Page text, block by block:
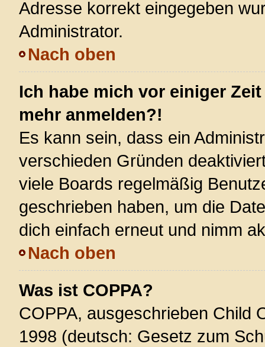
Adresse korrekt eingegeben
Administrator.
Nach oben
Ich habe mich vor einiger
mehr anmelden?!
Es kann sein, dass ein
verschieden Gründen
viele Boards regelmäßig
geschrieben haben, um die
dich einfach erneut und nimm
Nach oben
Was ist COPPA?
COPPA, ausgeschrieben Child
1998 (deutsch: Gesetz zum